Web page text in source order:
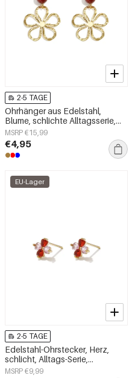
2-5 TAGE
Ohrhänger aus Edelstahl,
Blume, schlichte Alltagsserie,
Damenschmuck
MSRP €15,99
€4,95
EU-Lager
2-5 TAGE
Edelstahl-Ohrstecker, Herz,
schlicht, Alltags-Serie,
Damenschmuck
MSRP €9,99